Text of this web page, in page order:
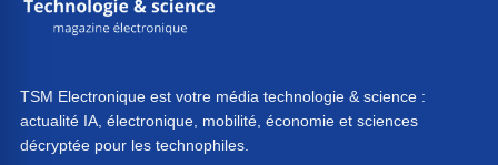
TSM Electronique est votre média technologie & science :
actualité IA, électronique, mobilité, économie et sciences
décryptée pour les technophiles.